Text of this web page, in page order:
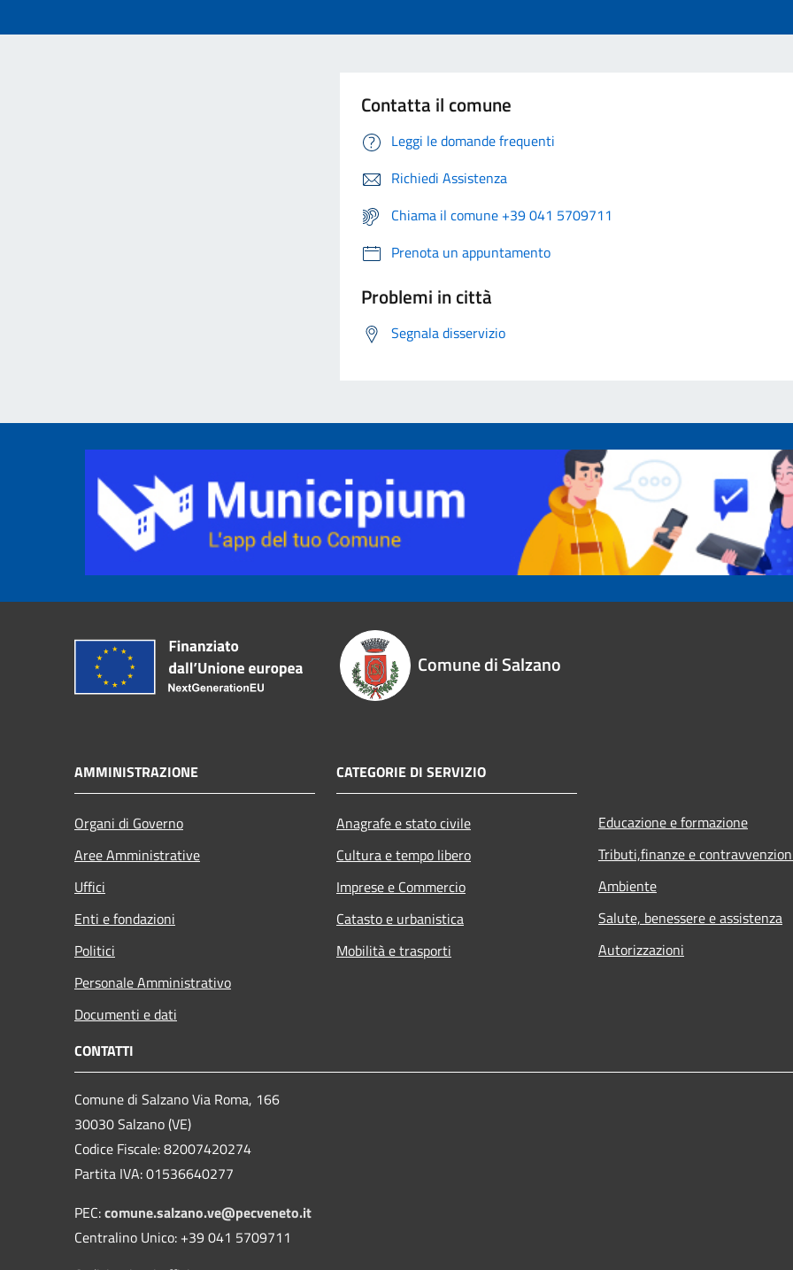
Contatta il comune
Leggi le domande frequenti
Richiedi Assistenza
Chiama il comune +39 041 5709711
Prenota un appuntamento
Problemi in città
Segnala disservizio
Comune di Salzano
AMMINISTRAZIONE
Organi di Governo
Aree Amministrative
Uffici
Enti e fondazioni
Politici
Personale Amministrativo
Documenti e dati
CATEGORIE DI SERVIZIO
Anagrafe e stato civile
Cultura e tempo libero
Imprese e Commercio
Catasto e urbanistica
Mobilità e trasporti
Educazione e formazione
Tributi,finanze e
Ambiente
Salute, benessere e assistenza
Autorizzazioni
CONTATTI
Comune di Salzano Via Roma, 166
30030 Salzano (VE)
Codice Fiscale: 82007420274
Partita IVA: 01536640277
PEC:comune.salzano.ve@pecveneto.it
Centralino Unico: +39 041 5709711